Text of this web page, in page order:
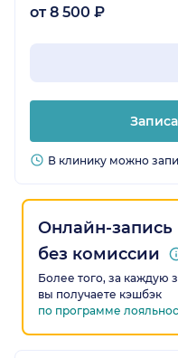
от 8 500 ₽
В клинику можно
Онлайн-запись
без комиссии
Более того, за каждую
вы получаете кэшбэк
по программе